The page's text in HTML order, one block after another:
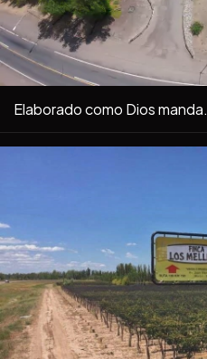
Elaborado como Dios manda.